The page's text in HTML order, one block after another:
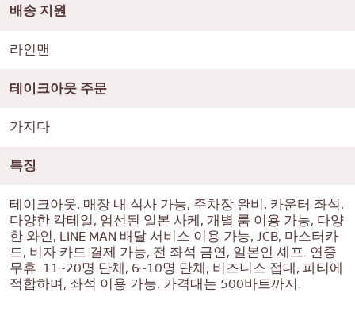
배송 지원
라인맨
테이크아웃 주문
가지다
특징
테이크아웃, 매장 내 식사 가능, 주차장 완비, 카운터 좌석,
다양한 칵테일, 엄선된 일본 사케, 개별 룸 이용 가능, 다양
한 와인, LINE MAN 배달 서비스 이용 가능, JCB, 마스터카
드, 비자 카드 결제 가능, 전 좌석 금연, 일본인 셰프. 연중
무휴. 11~20명 단체, 6~10명 단체, 비즈니스 접대, 파티에
적합하며, 좌석 이용 가능, 가격대는 500바트까지.